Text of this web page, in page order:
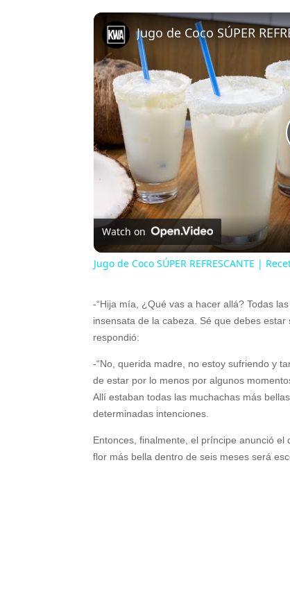
Jugo de Coco SÚPER
Watch on
Jugo de Coco SÚPER REFRESCANTE |
-“Hija mía, ¿Qué vas a hacer allá? Todas
insensata de la cabeza. Sé que debes
respondió:
-“No, querida madre, no estoy sufriendo y
de estar por lo menos por algunos
Allí estaban todas las muchachas más
determinadas intenciones.
Entonces, finalmente, el príncipe anunció
flor más bella dentro de seis meses será